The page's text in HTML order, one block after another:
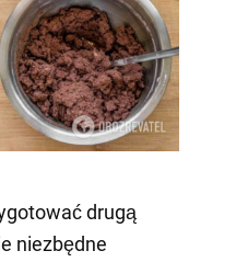
drugą
niezbędne